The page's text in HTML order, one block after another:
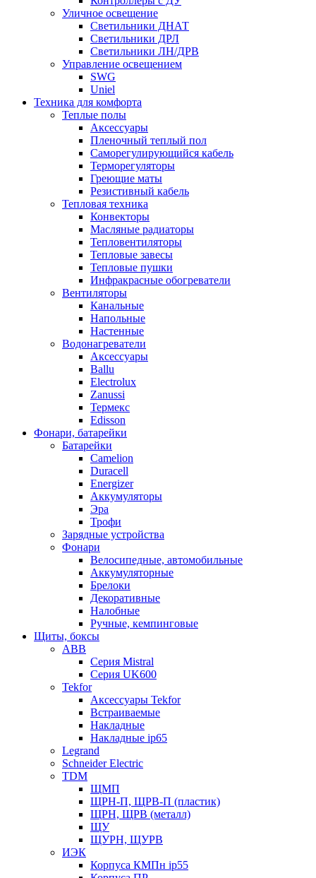
Уличное освещение
Светильники ДНАТ
Светильники ДРЛ
Светильники ЛН/ДРВ
Управление освещением
SWG
Uniel
Техника для комфорта
Теплые полы
Аксессуары
Пленочный теплый пол
Саморегулирующийся кабель
Терморегуляторы
Греющие маты
Резистивный кабель
Тепловая техника
Конвекторы
Масляные радиаторы
Тепловентиляторы
Тепловые завесы
Тепловые пушки
Инфракрасные обогреватели
Вентиляторы
Канальные
Напольные
Настенные
Водонагреватели
Аксессуары
Ballu
Electrolux
Zanussi
Термекс
Edisson
Фонари, батарейки
Батарейки
Camelion
Duracell
Energizer
Аккумуляторы
Эра
Трофи
Зарядные устройства
Фонари
Велосипедные, автомобильные
Аккумуляторные
Брелоки
Декоративные
Налобные
Ручные, кемпинговые
Щиты, боксы
ABB
Серия Mistral
Серия UK600
Tekfor
Аксессуары Tekfor
Встраиваемые
Накладные
Накладные ip65
Legrand
Schneider Electric
TDM
ЩМП
ЩРН-П, ЩРВ-П (пластик)
ЩРН, ЩРВ (металл)
ЩУ
ЩУРН, ЩУРВ
ИЭК
Корпуса КМПн ip55